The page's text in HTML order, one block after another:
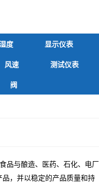
度
显示仪表
风速
测试仪表
阀
品与酿造、医药、石化、电厂
，并以稳定的产品质量和持